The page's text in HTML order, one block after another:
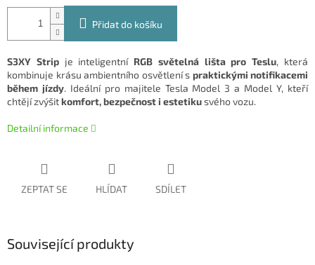
Přidat do košíku
S3XY Stripje inteligentní RGB světelná lišta pro Teslu, která
kombinuje krásu ambientního osvětlení s praktickými notifikacemi
během jízdy. Ideální pro majitele Tesla Model 3 a Model Y, kteří
chtějí zvýšitkomfort, bezpečnost i estetikusvého vozu.
Detailní informace
ZEPTAT SE HLÍDAT SDÍLET
Související produkty